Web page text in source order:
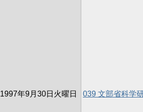
1997年9月30日火曜日 039 文部省科学